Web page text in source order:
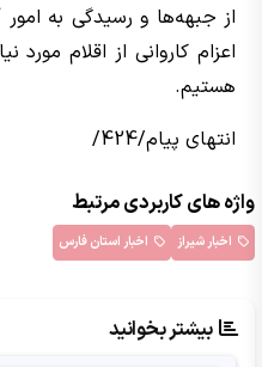
از جبهه‌ها و رسیدگی به
اعزام کاروانی از اقلام
هستیم.
انتهای پیام/424/
واژه های کاربردی مرتبط
اخبار شیراز اخبار استان فارس
بیشتر بخوانید